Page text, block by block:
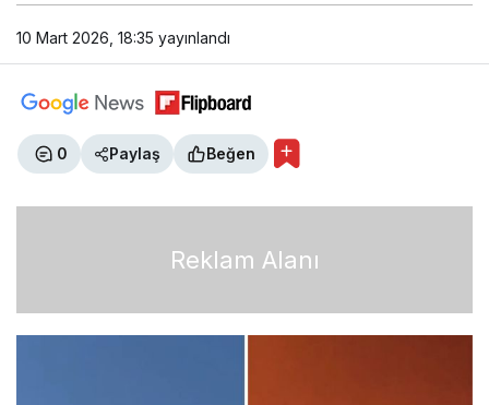
10 Mart 2026, 18:35 yayınlandı
0 Paylaş Beğen
Reklam Alanı